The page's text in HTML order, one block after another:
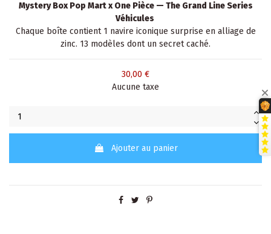
Mystery Box Pop Mart x One Pièce — The Grand Line Series
Véhicules
Chaque boîte contient 1 navire iconique surprise en alliage de
zinc. 13 modèles dont un secret caché.
30,00 €
Aucune taxe
Ajouter au panier